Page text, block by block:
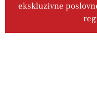
ekskluzivne